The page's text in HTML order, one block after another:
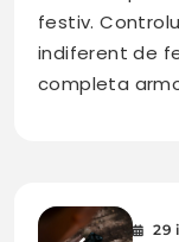
festiv.
indiferent de
completa
Navigare
29